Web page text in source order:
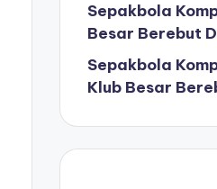
Sepakbola
Besar Berebut
Sepakbola
Klub Besar